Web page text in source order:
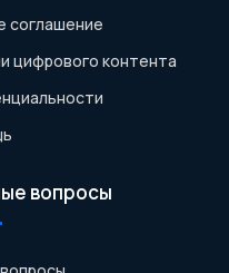
соглашение
цифрового контента
вопросы